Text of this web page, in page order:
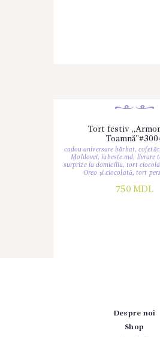
Tort festiv
cadou aniversare bărbat,
Moldovei,iubeste.md, livrare
surprize la domiciliu,tort
Oreo și ciocolată,tort
750 MDL
Despre noi
Shop